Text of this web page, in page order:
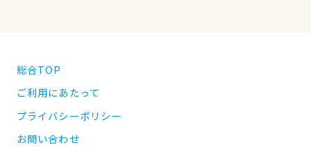
総合TOP
ご利用にあたって
プライバシーポリシー
お問い合わせ